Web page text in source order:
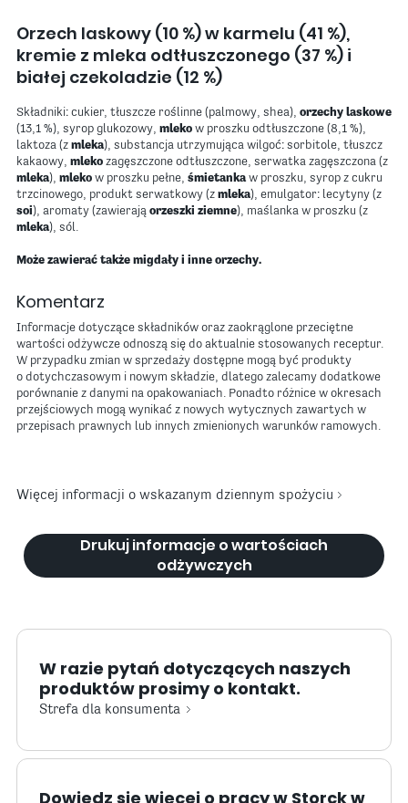
Orzech laskowy (10 %) w karmelu (41 %),
kremie z mleka odtłuszczonego (37 %) i
białej czekoladzie (12 %)
Składniki: cukier, tłuszcze roślinne (palmowy, shea), orzechy laskowe
(13,1 %), syrop glukozowy, mleko w proszku odtłuszczone (8,1 %),
laktoza (z mleka), substancja utrzymująca wilgoć: sorbitole, tłuszcz
kakaowy, mleko zagęszczone odtłuszczone, serwatka zagęszczona (z
mleka), mleko w proszku pełne, śmietankaw proszku, syrop z cukru
trzcinowego, produkt serwatkowy (z mleka), emulgator: lecytyny (z
soi), aromaty (zawierają orzeszki ziemne), maślanka w proszku (z
mleka), sól.
Może zawierać także migdały i inne orzechy.
Komentarz
Informacje dotyczące składników oraz zaokrąglone przeciętne
wartości odżywcze odnoszą się do aktualnie stosowanych receptur.
W przypadku zmian w sprzedaży dostępne mogą być produkty
o dotychczasowym i nowym składzie, dlatego zalecamy dodatkowe
porównanie z danymi na opakowaniach. Ponadto różnice w okresach
przejściowych mogą wynikać z nowych wytycznych zawartych w
przepisach prawnych lub innych zmienionych warunków ramowych.
Więcej informacji o wskazanym dziennym spożyciu
Drukuj informacje o wartościach
odżywczych
W razie pytań dotyczących naszych
produktów prosimy o kontakt.
Strefa dla konsumenta
Dowiedz się więcej o pracy w Storck w